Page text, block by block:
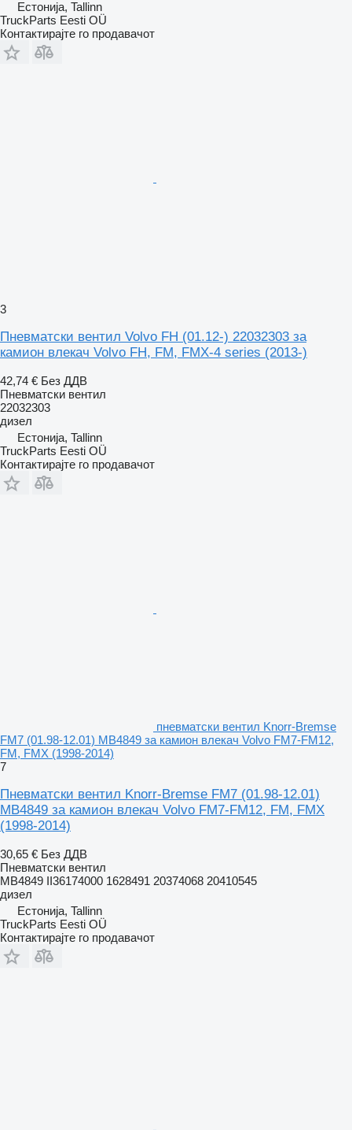
Естонија, Tallinn
TruckParts Eesti OÜ
Контактирајте го продавачот
3
Пневматски вентил Volvo FH (01.12-) 22032303 за
камион влекач Volvo FH, FM, FMX-4 series (2013-)
42,74 € Без ДДВ
Пневматски вентил
22032303
дизел
Естонија, Tallinn
TruckParts Eesti OÜ
Контактирајте го продавачот
пневматски вентил Knorr-Bremse
FM7 (01.98-12.01) MB4849 за камион влекач Volvo FM7-FM12,
FM, FMX (1998-2014)
7
Пневматски вентил Knorr-Bremse FM7 (01.98-12.01)
MB4849 за камион влекач Volvo FM7-FM12, FM, FMX
(1998-2014)
30,65 € Без ДДВ
Пневматски вентил
MB4849 II36174000 1628491 20374068 20410545
дизел
Естонија, Tallinn
TruckParts Eesti OÜ
Контактирајте го продавачот